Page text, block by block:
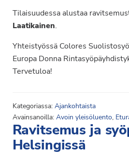
Tilaisuudessa alustaa
Laatikainen.
Yhteistyössä Colores
Europa Donna
Tervetuloa!
Kategoriassa: Ajankohtaista
Avainsanoilla: Avoin yleisöluento,
Ravitsemus ja
Helsingissä